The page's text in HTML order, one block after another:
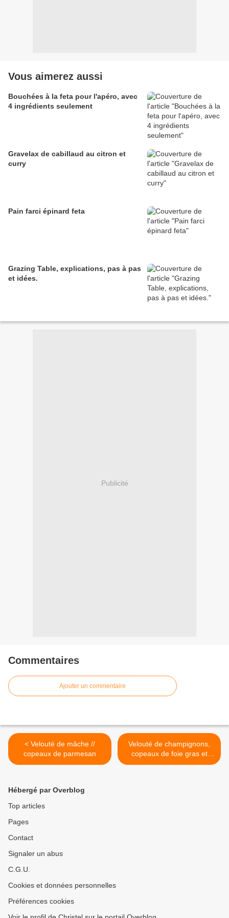
Vous aimerez aussi
Bouchées à la feta pour l'apéro, avec
4 ingrédients seulement
Gravelax de cabillaud au citron et
curry
Pain farci épinard feta
Grazing Table, explications, pas à pas
et idées.
Publicité
Commentaires
Ajouter un commentaire
< Velouté de mâche //
copeaux de parmesan
Velouté de champignons,
copeaux de foie gras et
éclats de noisettes >
Hébergé par Overblog
Top articles
Pages
Contact
Signaler un abus
C.G.U.
Cookies et données personnelles
Préférences cookies